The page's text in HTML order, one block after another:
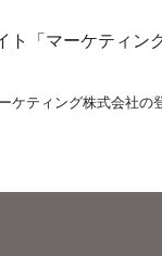
「マーケティン
ティング株式会社の